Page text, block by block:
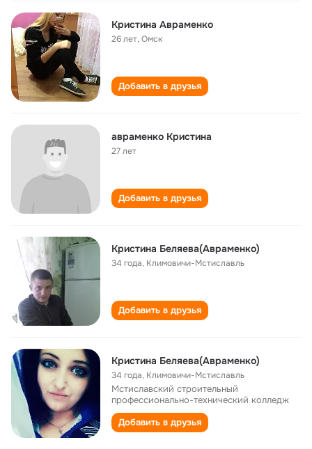
Кристина Авраменко
26 лет,Омск
Добавить в друзья
авраменко Кристина
27 лет
Добавить в друзья
Кристина Беляева(Авраменко)
34 года, Климовичи-Мстиславль
Добавить в друзья
Кристина Беляева(Авраменко)
34 года, Климовичи-Мстиславль
Мстиславский строительный
профессионально-технический колледж
Добавить в друзья